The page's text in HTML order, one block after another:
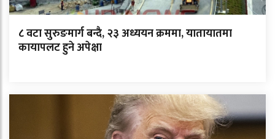
८ वटा सुरुङमार्ग बन्दै, २३ अध्ययन क्रममा, यातायातमा
कायापलट हुने अपेक्षा